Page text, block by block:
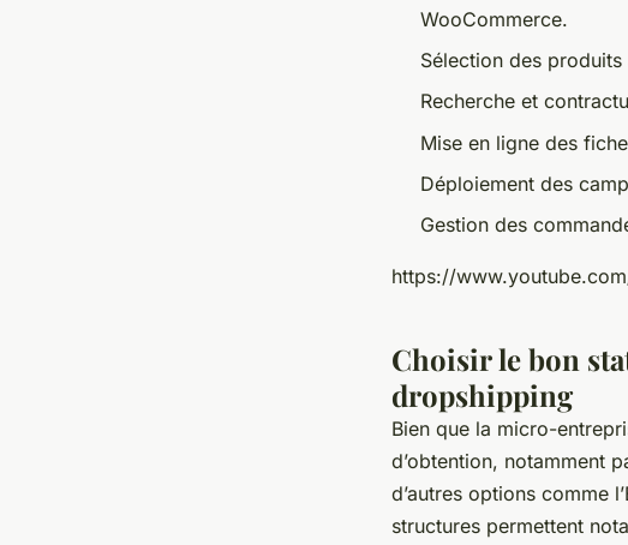
WooCommerce.
Sélection des
Recherche et
Mise en ligne des
Déploiement des
Gestion des
https://
Choisir le bon
dropshipping
Bien que la micro-
d’obtention, notamment
d’autres options comme
structures permettent